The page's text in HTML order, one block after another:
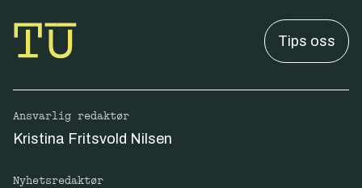
Tips oss
Ansvarlig redaktør
Kristina Fritsvold Nilsen
Nyhetsredaktør